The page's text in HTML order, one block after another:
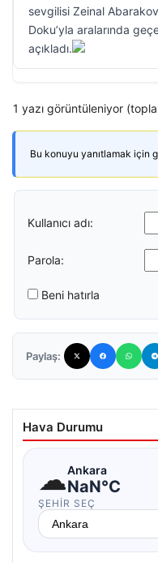
sevgilisi Zeinal
Doku’yla aralarında
açıkladı.
1 yazı görüntüleniyor
Bu konuyu yanıtlamak için
Kullanıcı adı:
Parola:
Beni hatırla
Paylaş:
Hava Durumu
☁Ankara
NaN°C
ŞEHIR SEÇ